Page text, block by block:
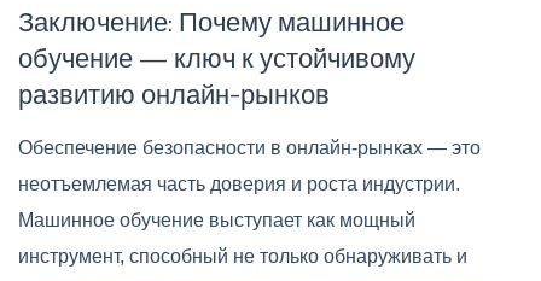
Заключение: Почему машинное
обучение — ключ к устойчивому
развитию онлайн-рынков
Обеспечение безопасности в онлайн-рынках — это
неотъемлемая часть доверия и роста индустрии.
Машинное обучение выступает как мощный
инструмент, способный не только обнаруживать и